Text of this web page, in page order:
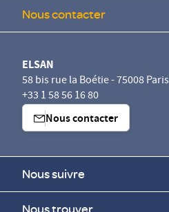
Nous contacter
ELSAN
58 bis rue la Boétie - 75008 Paris
+33 1 58 56 16 80
Nous contacter
Nous suivre